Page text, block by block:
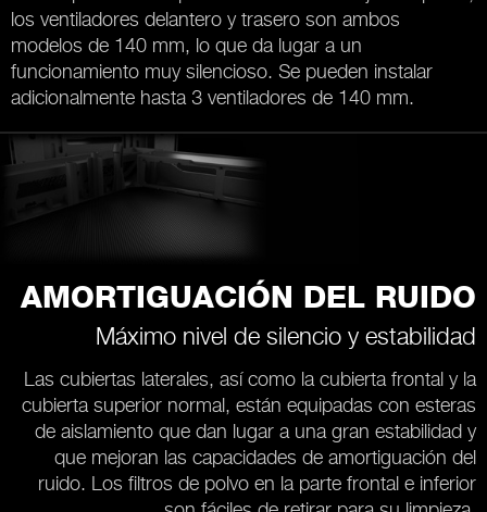
los ventiladores delantero y trasero son ambos
modelos de 140 mm, lo que da lugar a un
funcionamiento muy silencioso. Se pueden instalar
adicionalmente hasta 3 ventiladores de 140 mm.
AMORTIGUACIÓN DEL RUIDO
Máximo nivel de silencio y estabilidad
Las cubiertas laterales, así como la cubierta frontal y la
cubierta superior normal, están equipadas con esteras
de aislamiento que dan lugar a una gran estabilidad y
que mejoran las capacidades de amortiguación del
ruido. Los filtros de polvo en la parte frontal e inferior